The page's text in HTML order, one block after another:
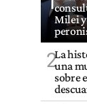
Milei y
2La
una
sobre